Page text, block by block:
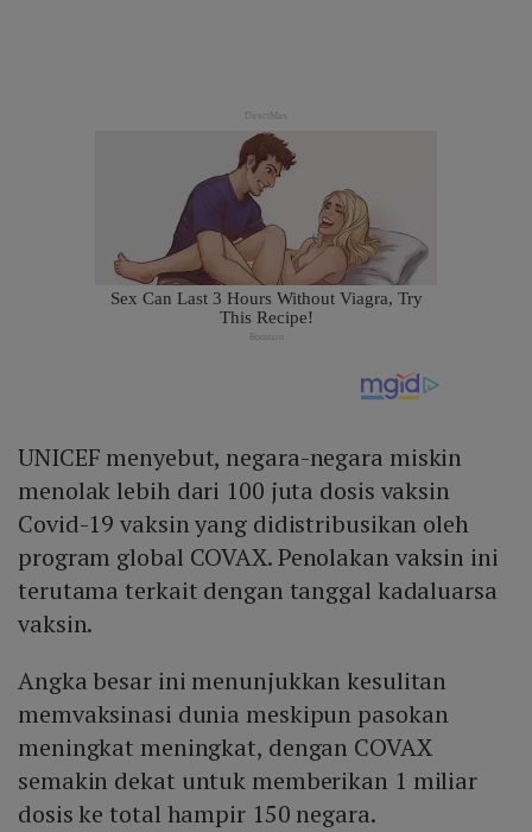
UNICEF menyebut, negara-negara miskin
menolak lebih dari 100 juta dosis vaksin
Covid-19 vaksin yang didistribusikan oleh
program global COVAX. Penolakan vaksin ini
terutama terkait dengan tanggal kadaluarsa
vaksin.
Angka besar ini menunjukkan kesulitan
memvaksinasi dunia meskipun pasokan
meningkat meningkat, dengan COVAX
semakin dekat untuk memberikan 1 miliar
dosis ke total hampir 150 negara.